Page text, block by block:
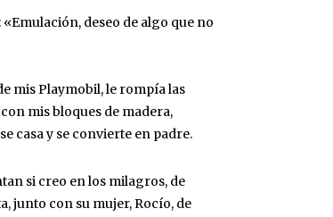
deseo de algo que no
mis Playmobil, le rompía las
mis bloques de madera,
casa y se convierte en padre.
si creo en los milagros, de
junto con su mujer, Rocío, de